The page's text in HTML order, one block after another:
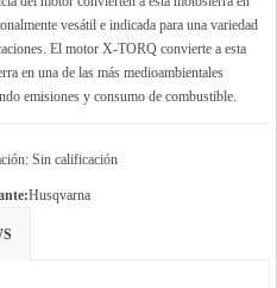
vesátil e indicada para una variedad
El motor X-TORQ convierte a esta
en una de las más medioambientales
emisiones y consumo de combustible.
Sin calificación
Husqvarna